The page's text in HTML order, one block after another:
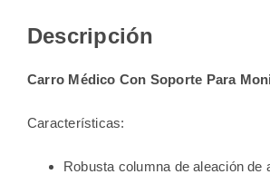
Descripción
Carro Médico Con Soporte Para
Características:
Robusta columna de aleación de